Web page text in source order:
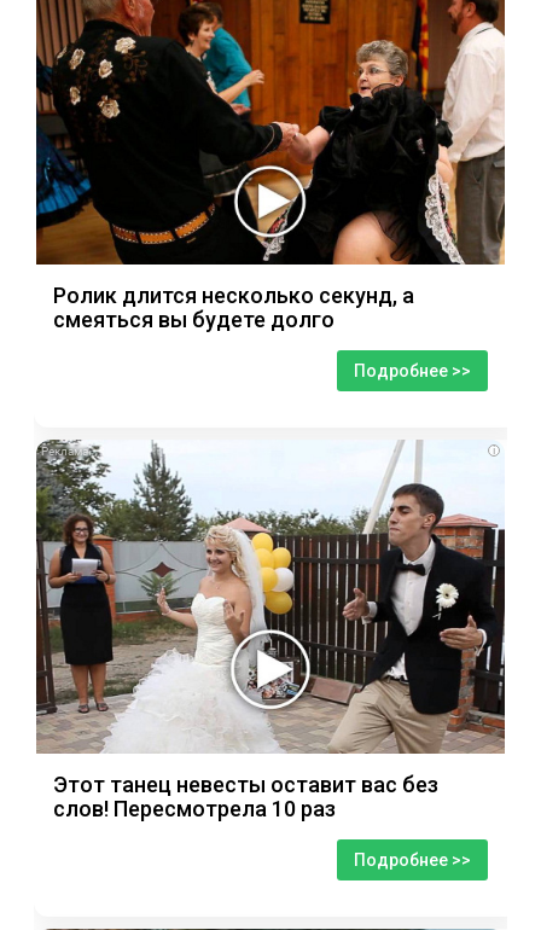
Ролик длится несколько секунд, а
смеяться вы будете долго
Подробнее >>
i
Этот танец невесты оставит вас без
слов! Пересмотрела 10 раз
Подробнее >>